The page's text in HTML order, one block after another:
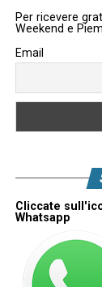
Per ricevere
Weekend e
Email
Cliccate
Whatsapp